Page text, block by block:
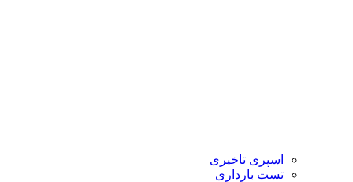
اسپری تاخیری
تست بارداری